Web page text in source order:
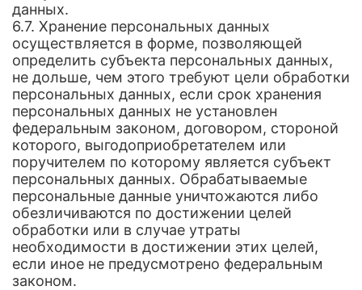
данных.
6.7. Хранение персональных данных
осуществляется в форме, позволяющей
определить субъекта персональных данных,
не дольше, чем этого требуют цели обработки
персональных данных, если срок хранения
персональных данных не установлен
федеральным законом, договором, стороной
которого, выгодоприобретателем или
поручителем по которому является субъект
персональных данных. Обрабатываемые
персональные данные уничтожаются либо
обезличиваются по достижении целей
обработки или в случае утраты
необходимости в достижении этих целей,
если иное не предусмотрено федеральным
законом.